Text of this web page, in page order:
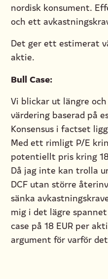
nordisk konsument.
och ett
Det ger ett estimerat
aktie.
Bull Case:
Vi blickar ut längre
värdering baserad på
Konsensus i factset
Med ett rimligt P/E
potentiellt pris kring
Då jag inte kan trolla
DCF utan större
sänka
mig i det lägre
case på 18 EUR per
argument för varför